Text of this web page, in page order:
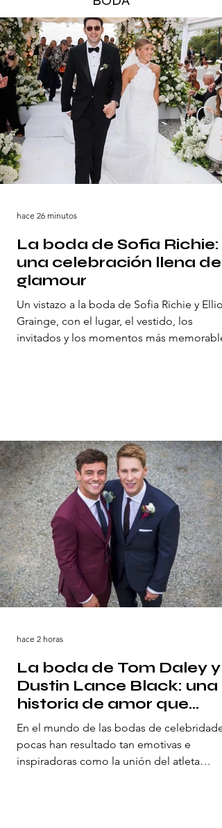
La boda de Sofia Richie:
una celebración llena de
glamour
Un vistazo a la boda de Sofia Richie y Elliot
Grainge, con el lugar, el vestido, los
invitados y los momentos más
hace 26 minutos
La boda de Tom Daley y
Dustin Lance Black: una
historia de amor que
cautivó al mundo
En el mundo de las bodas de
pocas han resultado tan emotivas e
inspiradoras como la unión del atleta
hace 2 horas